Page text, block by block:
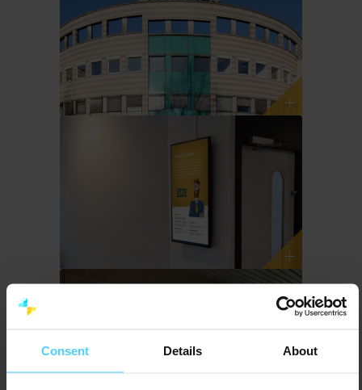
Consent Details About